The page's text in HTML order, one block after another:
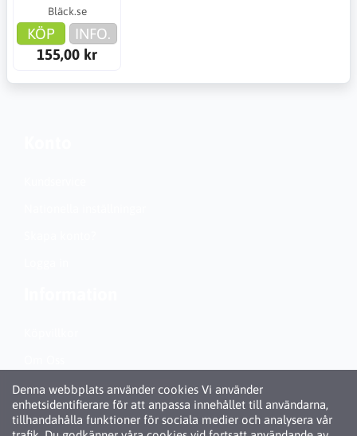
Bläck.se
KÖP
INFO.
155,00 kr
Denna webbplats använder cookies Vi använder
enhetsidentifierare för att anpassa innehållet till användarna,
tillhandahålla funktioner för sociala medier och analysera vår
Personuppgiftspolicy (GDPR)
Om Cookies